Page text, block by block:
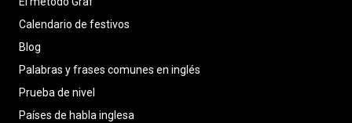
Calendario de festivos
Blog
Palabras y frases comunes en inglés
Prueba de nivel
Países de habla inglesa